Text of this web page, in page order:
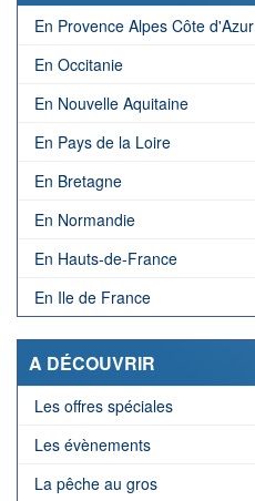
En Provence Alpes Côte d'Azur
En Occitanie
En Nouvelle Aquitaine
En Pays de la Loire
En Bretagne
En Normandie
En Hauts-de-France
En Ile de France
A DÉCOUVRIR
Les offres spéciales
Les évènements
La pêche au gros